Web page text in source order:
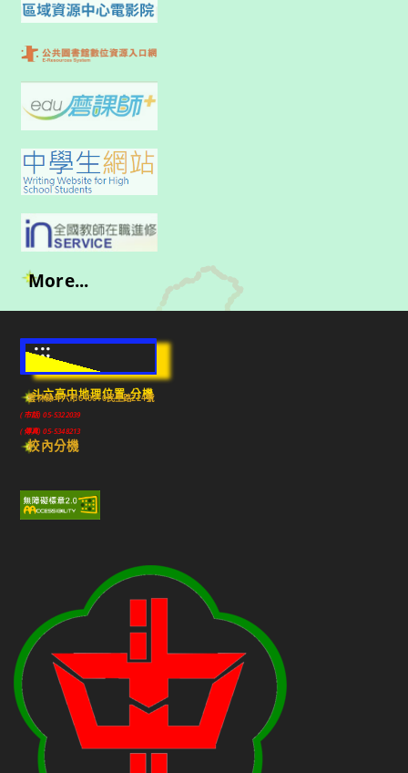
More...
:::
斗六高中地理位置-分機
雲林縣斗六市640010民生路224號
(市話) 05-5322039
(傳真) 05-5348213
校內分機